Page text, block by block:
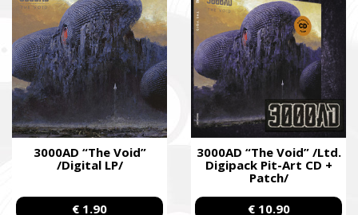
3000AD “The Void”
/Digital LP/
€ 1.90
3000AD “The Void” /Ltd.
Digipack Pit-Art CD +
Patch/
€ 10.90
Faine Misto Festival
Збір коштів на потреби Окремого Загону
Спеціального Призначення «АЗОВ», а також сім’ям
бійців загиблих.
Fundraising campaign for the Azov Special Forces
Regiment Special Forces Regiment, and families of the
soldiers.